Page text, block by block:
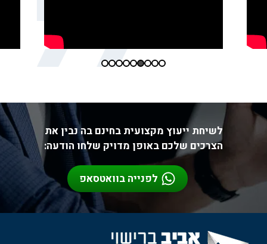
לשיחת ייעוץ מקצועית בחינם בה נבין את
הצרכים שלכם באופן מדויק שלחו הודעה:
לפנייה בוואטסאפ